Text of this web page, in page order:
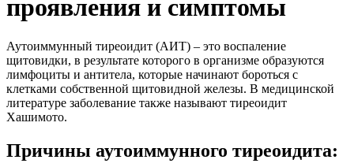
проявления и симптомы
Аутоиммунный тиреоидит (АИТ) – это воспаление
щитовидки, в результате которого в организме образуются
лимфоциты и антитела, которые начинают бороться с
клетками собственной щитовидной железы. В медицинской
литературе заболевание также называют тиреоидит
Хашимото.
Причины аутоиммунного тиреоидита: